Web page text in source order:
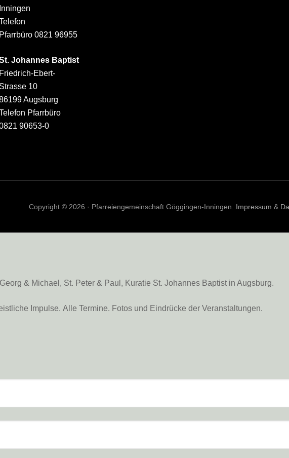
Inningen
Pfarrbüro 0821 96955
Johannes Baptist
Friedrich-Ebert-
Strasse 10
Augsburg
Pfarrbüro
90653-0
Copyright © 2026 · Pfarreiengemeinschaft Göggingen-Inningen. Impressum &
& Michael, St. Peter & Paul, Kuratie St. Johannes Baptist in Augsburg.
Impulse. Alle Termine. Fotos und Eindrücke der Veranstaltungen.